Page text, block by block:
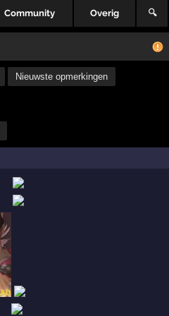
Community Overig 🔍
Nieuwste opmerkingen